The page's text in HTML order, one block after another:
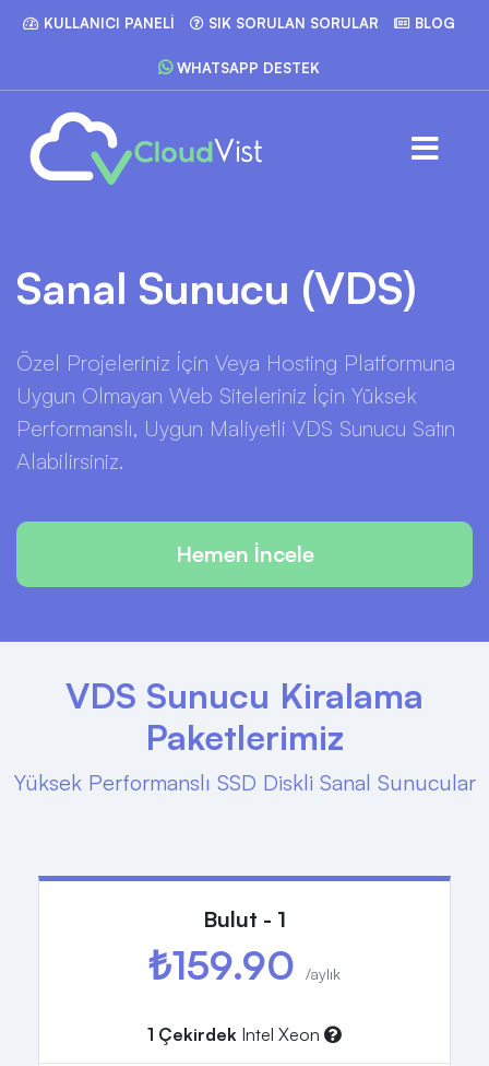
KULLANICI PANELI SIK SORULAN SORULAR BLOG
WHATSAPP DESTEK
Sanal Sunucu (VDS)
Özel Projeleriniz İçin Veya Hosting Platformuna
Uygun Olmayan Web Siteleriniz İçin Yüksek
Performanslı, Uygun Maliyetli VDS Sunucu Satın
Alabilirsiniz.
Hemen İncele
VDS Sunucu Kiralama
Paketlerimiz
Yüksek Performanslı SSD Diskli Sanal Sunucular
Bulut - 1
₺159.90 /aylık
1 Çekirdek Intel Xeon